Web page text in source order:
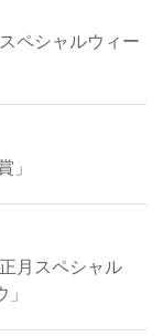
ペシャルウィー
」
月スペシャル